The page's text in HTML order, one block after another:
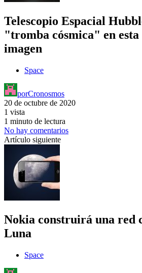
Telescopio Espacial
"tromba cósmica" en
imagen
Space
porCronosmos
20 de octubre de 2020
1 vista
1 minuto de lectura
No hay comentarios
Artículo siguiente
Nokia construirá una red
Luna
Space